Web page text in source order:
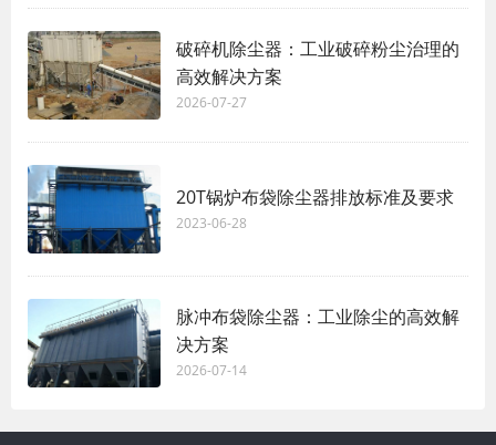
破碎机除尘器：工业破碎粉尘治理的
高效解决方案
2026-07-27
20T锅炉布袋除尘器排放标准及要求
2023-06-28
脉冲布袋除尘器：工业除尘的高效解
决方案
2026-07-14